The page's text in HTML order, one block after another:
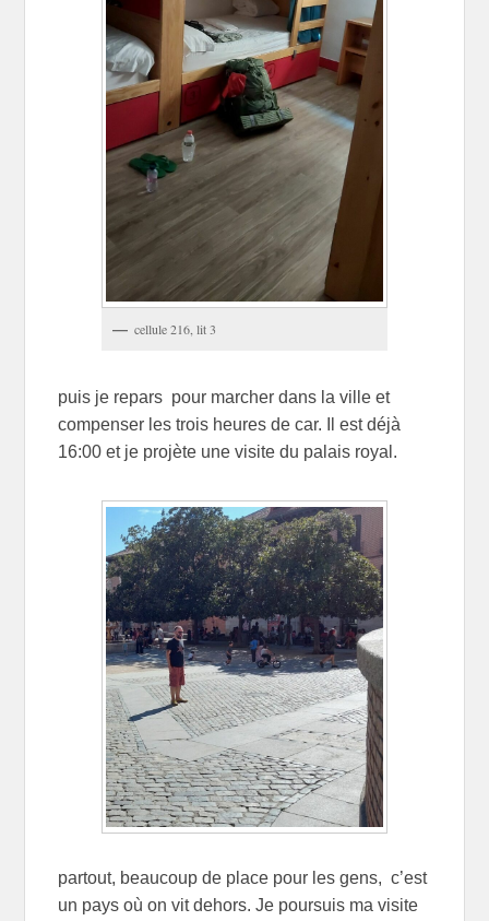
cellule 216, lit 3
puis je repars pour marcher dans la ville et
compenser les trois heures de car. Il est déjà
16:00 et je projète une visite du palais royal.
partout, beaucoup de place pour les gens, c’est
un pays où on vit dehors. Je poursuis ma visite